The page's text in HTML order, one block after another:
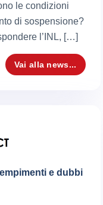
le condizioni
di sospensione?
l’INL, […]
Vai alla news...
e dubbi